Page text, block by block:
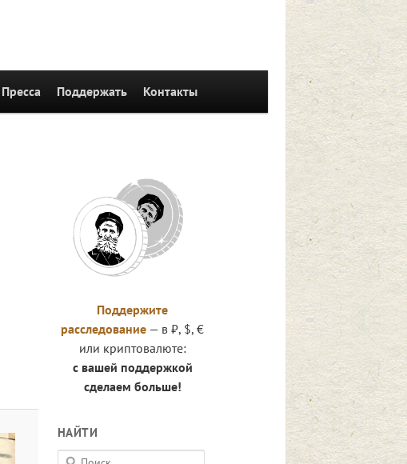
Пресса Поддержать Контакты
Поддержите
расследование — в ₽, $, €
или криптовалюте:
с вашей поддержкой
сделаем больше!
НАЙТИ
П